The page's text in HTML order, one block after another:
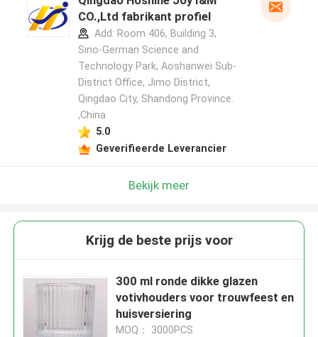
CO.,Ltd fabrikant profiel
Add: Room 406, Building 3,
Sino-German Science and
Technology Park, Aoshanwei Sub-
District Office, Jimo District,
Qingdao City, Shandong Province.
,China
5.0
Geverifieerde Leverancier
Bekijk meer
Krijg de beste prijs voor
300 ml ronde dikke glazen
votivhouders voor trouwfeest en
huisversiering
MOQ： 3000PCS